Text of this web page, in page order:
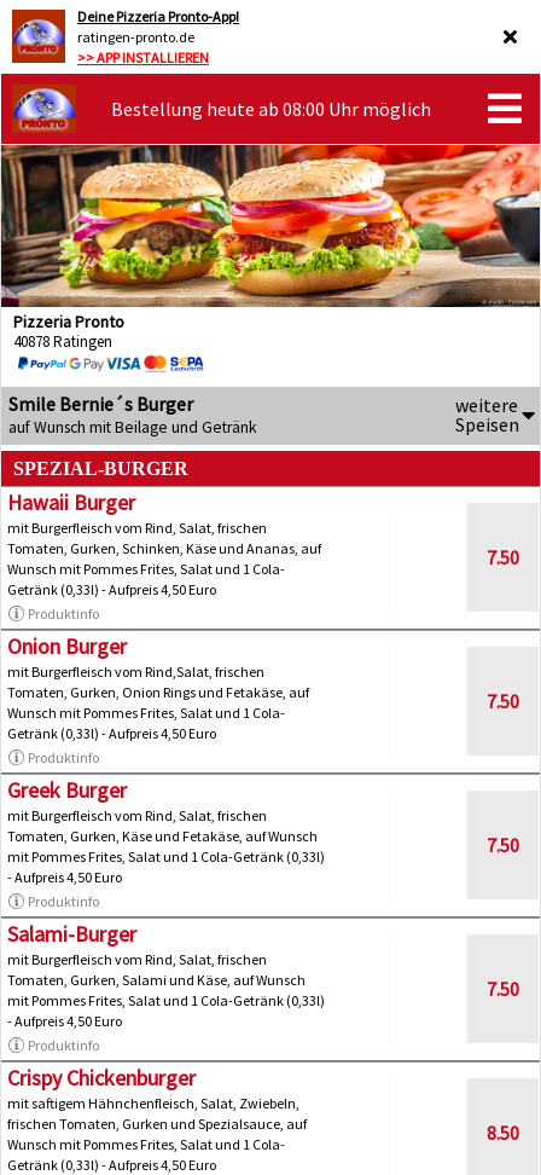
Deine Pizzeria Pronto-App!
ratingen-pronto.de
>> APP INSTALLIEREN
Bestellung heute ab 08:00 Uhr möglich
Pizzeria Pronto
40878 Ratingen
Smile Bernie´s Burger
auf Wunsch mit Beilage und Getränk
weitere
Speisen
SPEZIAL-BURGER
Hawaii Burger
mit Burgerfleisch vom Rind, Salat, frischen
Tomaten, Gurken, Schinken, Käse und Ananas, auf
Wunsch mit Pommes Frites, Salat und 1 Cola-
Getränk (0,33l) - Aufpreis 4,50 Euro
Produktinfo
7.50
Onion Burger
mit Burgerfleisch vom Rind,Salat, frischen
Tomaten, Gurken, Onion Rings und Fetakäse, auf
Wunsch mit Pommes Frites, Salat und 1 Cola-
Getränk (0,33l) - Aufpreis 4,50 Euro
Produktinfo
7.50
Greek Burger
mit Burgerfleisch vom Rind, Salat, frischen
Tomaten, Gurken, Käse und Fetakäse, auf Wunsch
mit Pommes Frites, Salat und 1 Cola-Getränk (0,33l)
- Aufpreis 4,50 Euro
Produktinfo
7.50
Salami-Burger
mit Burgerfleisch vom Rind, Salat, frischen
Tomaten, Gurken, Salami und Käse, auf Wunsch
mit Pommes Frites, Salat und 1 Cola-Getränk (0,33l)
- Aufpreis 4,50 Euro
Produktinfo
7.50
Crispy Chickenburger
mit saftigem Hähnchenfleisch, Salat, Zwiebeln,
frischen Tomaten, Gurken und Spezialsauce, auf
Wunsch mit Pommes Frites, Salat und 1 Cola-
Getränk (0,33l) - Aufpreis 4,50 Euro
8.50